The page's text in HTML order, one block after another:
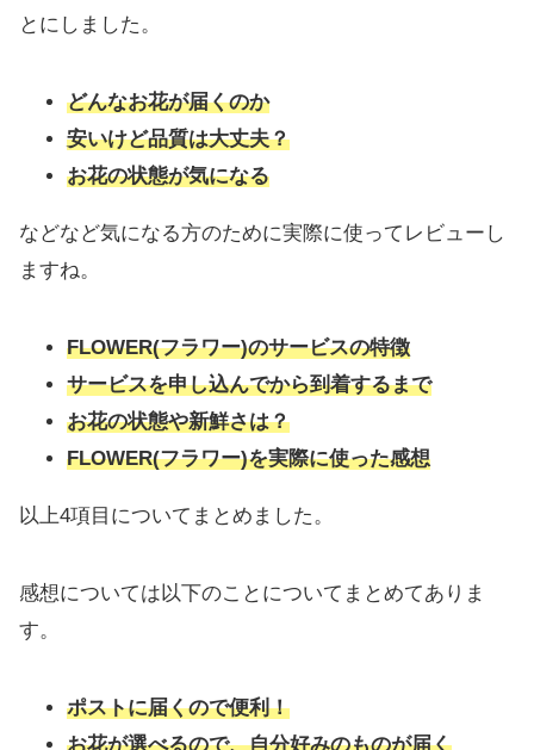
とにしました。
どんなお花が届くのか
安いけど品質は大丈夫？
お花の状態が気になる
などなど気になる方のために実際に使ってレビューし
ますね。
FLOWER(フラワー)のサービスの特徴
サービスを申し込んでから到着するまで
お花の状態や新鮮さは？
FLOWER(フラワー)を実際に使った感想
以上4項目についてまとめました。
感想については以下のことについてまとめてありま
す。
ポストに届くので便利！
お花が選べるので、自分好みのものが届く